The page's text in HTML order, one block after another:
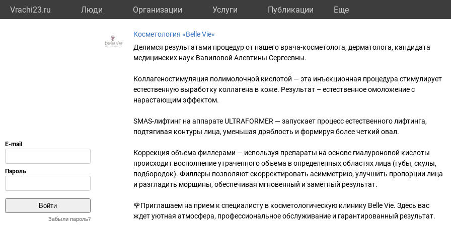
Vrachi23.ru Люди Организации Услуги Публикации Eще
Забыли пароль?
Косметология «Belle Vie»
Делимся результатами процедур от нашего врача-косметолога, дерматолога, кандидата
медицинских наук Вавиловой Алевтины Сергеевны.
Коллагеностимуляция полимолочной кислотой — эта инъекционная процедура стимулирует
естественную выработку коллагена в коже. Результат – естественное омоложение с
нарастающим эффектом.
SMAS-лифтинг на аппарате ULTRAFORMER — запускает процесс естественного лифтинга,
подтягивая контуры лица, уменьшая дряблость и формируя более четкий овал.
Коррекция объема филлерами — используя препараты на основе гиалуроновой кислоты
происходит восполнение утраченного объема в определенных областях лица (губы, скулы,
подбородок). Филлеры позволяют скорректировать асимметрию, улучшить пропорции лица
и разгладить морщины, обеспечивая мгновенный и заметный результат.
🌹Приглашаем на прием к специалисту в косметологическую клинику Belle Vie. Здесь вас
ждет уютная атмосфера, профессиональное обслуживание и гарантированный результат.